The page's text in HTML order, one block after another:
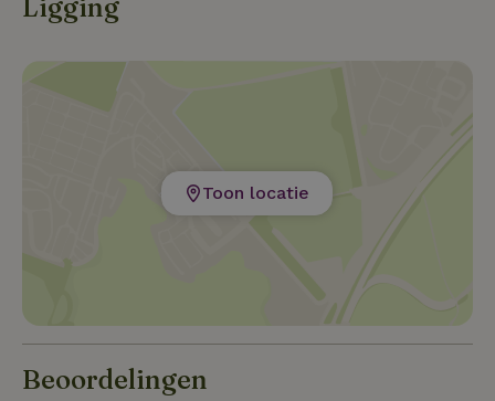
Ligging
Toon locatie
Beoordelingen